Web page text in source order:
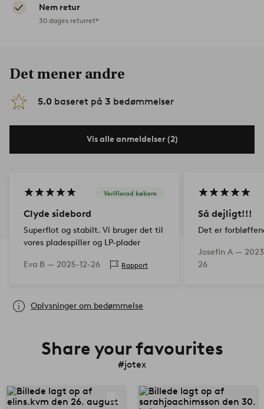
Nem retur
30 dages returret*
Det mener andre
5.0 baseret på 3 bedømmelser
Vis alle anmeldelser (2)
Verifierad købere
Clyde sidebord
Superflot og stabilt. Vi bruger det til
vores pladespiller og LP-plader
Eva B — 2025-12-26 Rapport
Så dejligt!!!
Det er
Josefin A —
26
Oplysninger om bedømmelse
Share your favourites
#jotex